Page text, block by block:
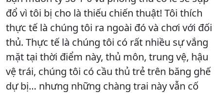
đổ vì tôi bị cho là thiếu chiến thuật! Tôi thích
thực tế là chúng tôi ra ngoài đó và chơi với đối
thủ. Thực tế là chúng tôi có rất nhiều sự vắng
mặt tại thời điểm này, thủ môn, trung vệ, hậu
vệ trái, chúng tôi có cầu thủ trẻ trên băng ghế
dự bị… nhưng những chàng trai này vẫn cố